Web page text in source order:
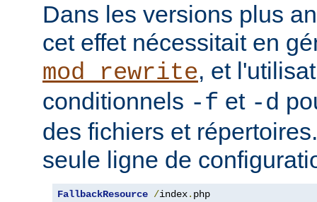
Dans les versions plus
cet effet nécessitait en
mod_rewrite, et
conditionnels -f et -d
des fichiers et
seule ligne de
FallbackResource /index. php